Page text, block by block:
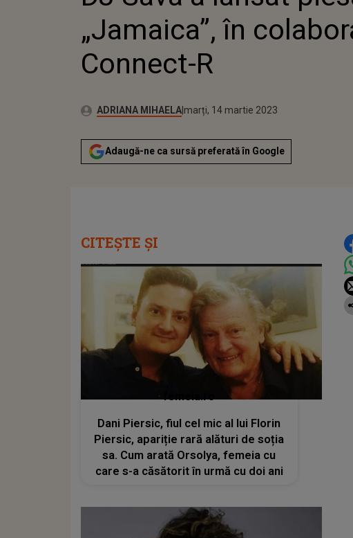
„Jamaica”, în
Connect-R
Autor:ADRIANA MIHAELAPublicat:
luni, 14 martie 2022
Actualizat:
marți, 14 martie 2023
Adaugă-ne ca sursă preferată în Google
CITEȘTE ȘI
femeia.ro
Dani Piersic, fiul cel mic al lui Florin
Piersic, apariție rară alături de soția
sa. Cum arată Orsolya, femeia cu
care s-a căsătorit în urmă cu doi ani